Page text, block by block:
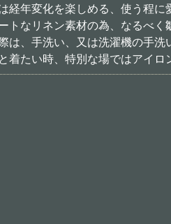
経年変化を楽しめる、使う程に
トなリネン素材の為、なるべく
は、手洗い、又は洗濯機の手洗
着たい時、特別な場ではアイロ